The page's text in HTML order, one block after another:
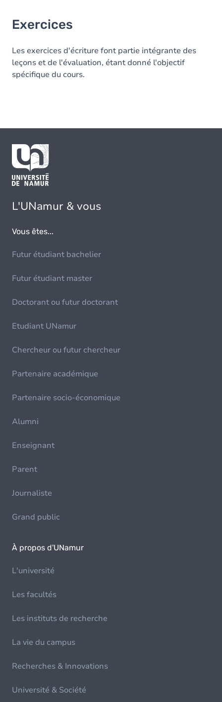
Exercices
Les exercices d'écriture font partie intégrante des
leçons et de l'évaluation, étant donné l'objectif
spécifique du cours.
L'UNamur & vous
Vous êtes...
Futur étudiant bachelier
Futur étudiant master
Doctorant ou futur doctorant
Etudiant UNamur
Chercheur ou futur chercheur
Partenaire académique
Partenaire socio-économique
Alumni
Enseignant
Parent
Journaliste
Grand public
À propos d'UNamur
L'université
Les facultés
Les instituts de recherche
La vie du campus
Recherches & Innovations
Université & Société